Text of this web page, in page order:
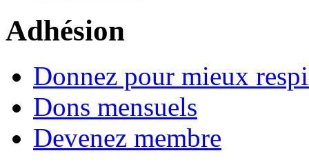
Adhésion
Donnez pour mieux
Dons mensuels
Devenez membre